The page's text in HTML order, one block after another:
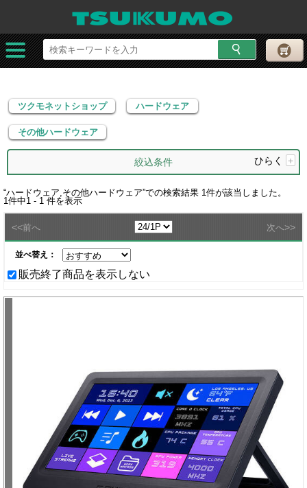
ツクモネットショップ ハードウェア その他ハードウェア
ツクモネットショップ ハードウェア
その他ハードウェア
絞込条件 ひらく +
“ハードウェア,その他ハードウェア”での検索結果 1件が該当しました。
1件中1 - 1 件を表示
<<前へ 次へ>>
並べ替え：
販売終了商品を表示しない